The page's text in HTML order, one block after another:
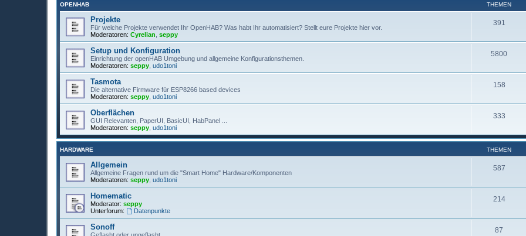
OPENHAB THEMEN
Projekte
Für welche Projekte verwendet Ihr OpenHAB? Was habt Ihr automatisiert? Stellt eure Projekte hier vor.
Moderatoren: Cyrelian seppy
391
Setup und Konfiguration
Einrichtung der openHAB Umgebung und allgemeine Konfigurationsthemen.
Moderatoren: seppy udo1toni
5800
Tasmota
Die alternative Firmware für ESP8266 based devices
Moderatoren: seppy udo1toni
158
Oberflächen
GUI Relevanten, PaperUI, BasicUI, HabPanel ...
Moderatoren: seppy udo1toni
333
HARDWARE THEMEN
Allgemein
Allgemeine Fragen rund um die "Smart Home" Hardware/Komponenten
Moderatoren: seppy udo1toni
587
Homematic
Moderator: seppy
Unterforum:
Datenpunkte
214
Sonoff
Geflasht oder ungeflasht ...
87